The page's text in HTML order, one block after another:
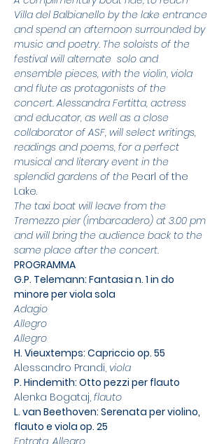
Villa del Balbianello by the lake entrance
and spend an afternoon surrounded by
music and poetry. The soloists of the
festival will alternate  solo and
ensemble pieces, with the violin, viola
and flute as protagonists of the
concert. Alessandra Fertitta, actress
and educator, as well as a close
collaborator of ASF, will select writings,
readings and poems, for a perfect
musical and literary event in the
splendid gardens of the Pearl of the
Lake.
The taxi boat will leave from the
Tremezzo pier (imbarcadero) at 3.00 pm
and will bring the audience back to the
same place after the concert.
PROGRAMMA
G.P. Telemann: Fantasia n. 1 in do
minore per viola sola
Adagio
Allegro
Allegro
H. Vieuxtemps: Capriccio op. 55
Alessandro Prandi, viola
P. Hindemith: Otto pezzi per flauto
Alenka Bogataj, flauto
L. van Beethoven: Serenata per violino,
flauto e viola op. 25
Entrata. Allegro